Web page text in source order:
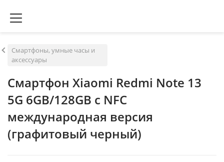
Смартфоны, умные часы и
аксессуары
Смартфон Xiaomi Redmi Note 13
5G 6GB/128GB с NFC
международная версия
(графитовый черный)